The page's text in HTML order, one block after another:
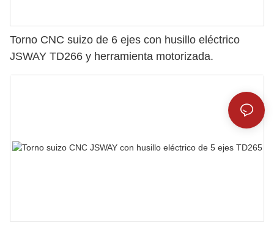
Torno CNC suizo de 6 ejes con husillo eléctrico
JSWAY TD266 y herramienta motorizada.